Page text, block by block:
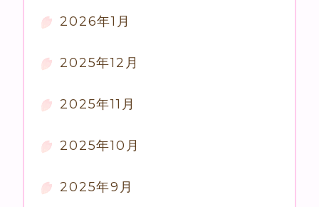
2026年1月
2025年12月
2025年11月
2025年10月
2025年9月